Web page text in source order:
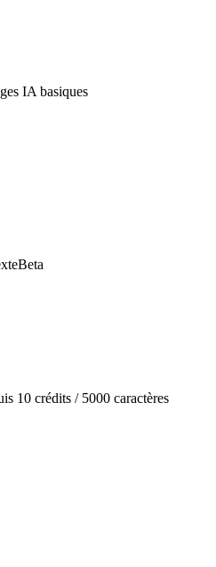
IA basiques
Beta
10 crédits / 5000 caractères